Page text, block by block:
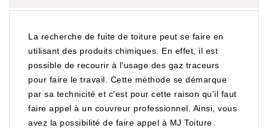
La recherche de fuite de toiture peut se faire en
utilisant des produits chimiques. En effet, il est
possible de recourir à l'usage des gaz traceurs
pour faire le travail. Cette méthode se démarque
par sa technicité et c'est pour cette raison qu'il faut
faire appel à un couvreur professionnel. Ainsi, vous
avez la possibilité de faire appel à MJ Toiture